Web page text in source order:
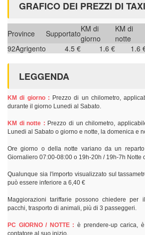
GRAFICO DEI PREZZI DI
Province SupportatoKM di
giorno
KM di
notte
92Agrigento 4.5 € 1.6 € 1.6
LEGGENDA
KM di giorno : Prezzo di un chilometro,
durante il giorno Lunedi al Sabato.
KM di notte : Prezzo di un chilometro,
Lunedi al Sabato o giorno e notte, la domenica e
Ore giorno o della notte variano da un
Giornaliero 07:00-08:00 o 19h-20h / 19h-7h Notte
Qualunque sia l'importo visualizzato sul
può essere inferiore a 6,40 €
Maggiorazioni tariffarie possono chiedere
pacchi, trasporto di animali, più di 3 passeggeri.
PC GIORNO / NOTTE : è prendere-up carica,
contatore al suo inizio.